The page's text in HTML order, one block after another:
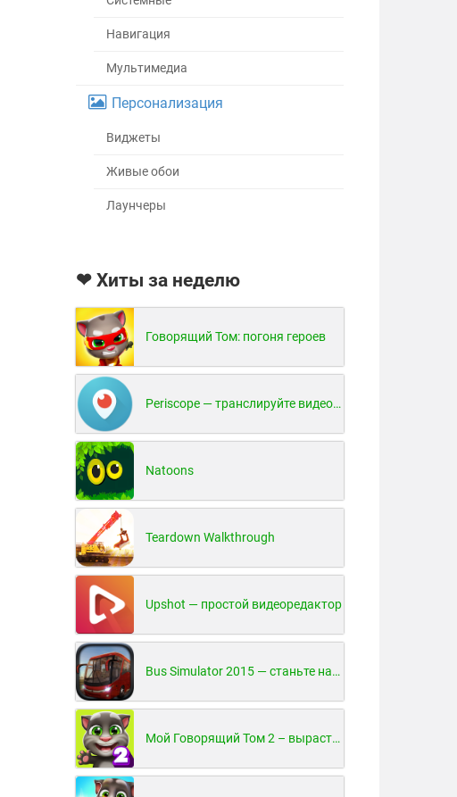
Навигация
Мультимедиа
Персонализация
Виджеты
Живые обои
Лаунчеры
❤ Хиты за неделю
Говорящий Том: погоня героев
Periscope — транслируйте видео в реальном времени!
Natoons
Teardown Walkthrough
Upshot — простой видеоредактор
Bus Simulator 2015 — станьте настоящим водителем автобуса!
Мой Говорящий Том 2 – вырасти и воспитай своего котенка